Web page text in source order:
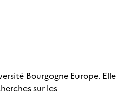
Bourgogne Europe. Elle
sur les